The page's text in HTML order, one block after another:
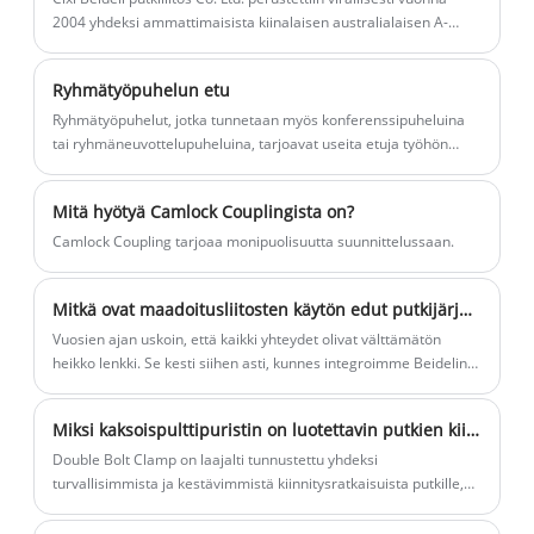
jalkaventtiiliin. Olet tervetullut tulemaan
tehtaallemme ostamaan viimeisintä
myytyä, alhaista hintaa ja korkealaatuista
punaista valurautaista jalkaventtiiliä.
Odotamme innolla, että saamme olla
punaisen valurautaisen jalkaventtiilin
toimittaja Kiinassa. .
2004 yhdeksi ammattimaisista kiinalaisen australialaisen A-
yleiskynsikytkimestämme.
Ryhmätyöpuhelun etu
Ryhmätyöpuhelut, jotka tunnetaan myös konferenssipuheluina
tai ryhmäneuvottelupuheluina, tarjoavat useita etuja työhön
Mitä hyötyä Camlock Couplingista on?
Camlock Coupling tarjoaa monipuolisuutta suunnittelussaan.
Mitkä ovat maadoitusliitosten käytön edut putkijärjestelmissä?
Vuosien ajan uskoin, että kaikki yhteydet olivat välttämätön
heikko lenkki. Se kesti siihen asti, kunnes integroimme Beidelin
Miksi kaksoispulttipuristin on luotettavin putkien kiinnitysratkaisu?
Double Bolt Clamp on laajalti tunnustettu yhdeksi
turvallisimmista ja kestävimmistä kiinnitysratkaisuista putkille,